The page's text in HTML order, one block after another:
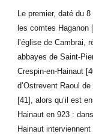
Le premier, daté du
les comtes
l’église de Cambrai,
abbayes de Saint-
Crespin-en-Hainaut
d’Ostrevent Raoul
[41], alors qu’il est
Hainaut en 923 :
Hainaut